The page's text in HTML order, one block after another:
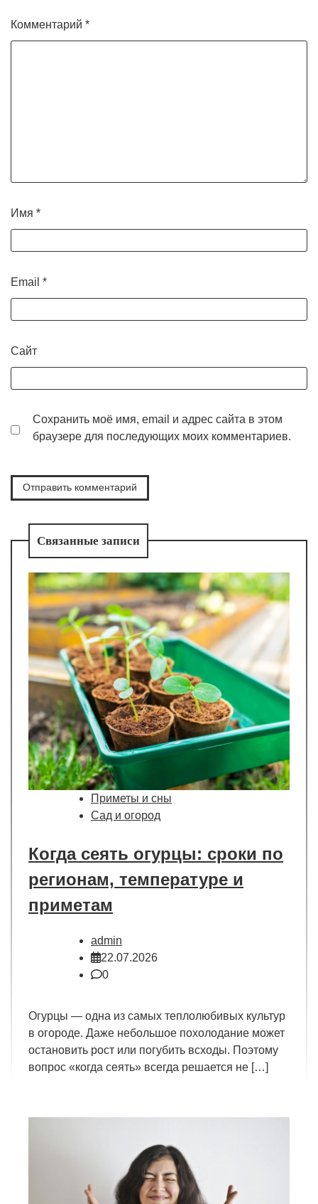
Комментарий *
Имя *
Email *
Сайт
Сохранить моё имя, email и адрес сайта в этом
браузере для последующих моих комментариев.
Связанные записи
Приметы и сны
Сад и огород
Когда сеять огурцы: сроки по
регионам, температуре и
приметам
admin
22.07.2026
0
Огурцы — одна из самых теплолюбивых культур
в огороде. Даже небольшое похолодание может
остановить рост или погубить всходы. Поэтому
вопрос «когда сеять» всегда решается не […]